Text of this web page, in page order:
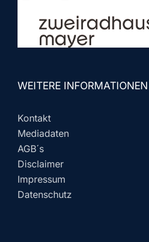
WEITERE INFORMATIONEN
Kontakt
Mediadaten
AGB´s
Disclaimer
Impressum
Datenschutz